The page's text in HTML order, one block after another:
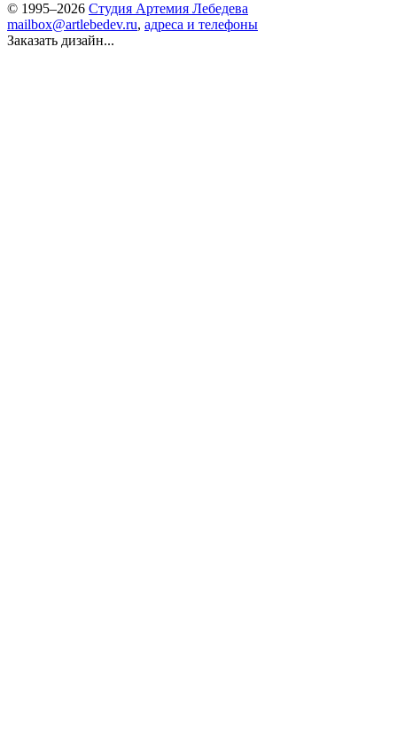
© 1995–2026 Студия Артемия Лебедева
mailbox@artlebedev.ru, адреса и телефоны
Заказать дизайн...